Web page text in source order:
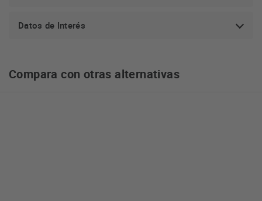
Datos de Interés
Compara con otras alternativas